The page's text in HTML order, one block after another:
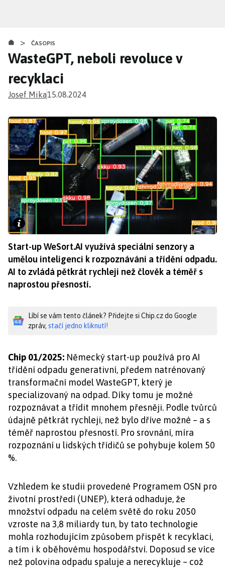
obsahu
> ČASOPIS
WasteGPT, neboli revoluce v
recyklaci
Josef Mika15.08.2024
Start-up WeSort.AI využívá speciální senzory a
umělou inteligenci k rozpoznávání a třídění odpadu.
AI to zvládá pětkrát rychleji než člověk a téměř s
naprostou přesností.
Líbí se vám tento článek? Přidejte si Chip.cz do Google
zpráv, stačí jedno kliknutí!
Chip 01/2025: Německý start-up používá pro AI
třídění odpadu generativní, předem natrénovaný
transformační model WasteGPT, který je
specializovaný na odpad. Díky tomu je možné
rozpoznávat a třídit mnohem přesněji. Podle tvůrců
údajně pětkrát rychleji, než bylo dříve možné – a s
téměř naprostou přesností. Pro srovnání, míra
rozpoznání u lidských třídičů se pohybuje kolem 50
%.
Vzhledem ke studii provedené Programem OSN pro
životní prostředí (UNEP), která odhaduje, že
množství odpadu na celém světě do roku 2050
vzroste na 3,8 miliardy tun, by tato technologie
mohla rozhodujícím způsobem přispět k recyklaci,
a tím i k oběhovému hospodářství. Doposud se více
než polovina odpadu spaluje a nerecykluje – což